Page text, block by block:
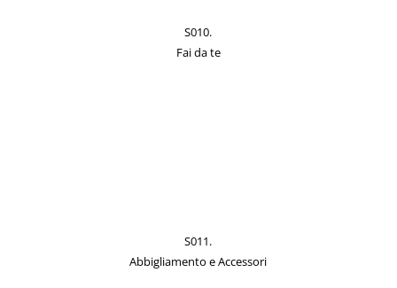
S010.
Fai da te
S011.
Abbigliamento e Accessori